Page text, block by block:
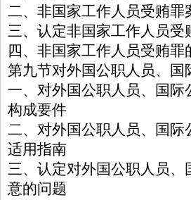
二、非国家工作人员受贿
三、认定非国家工作人员受
四、非国家工作人员受贿罪
第九节对外国公职人员、国
一、对外国公职人员、国
构成要件
二、对外国公职人员、国
适用指南
三、认定对外国公职人员
意的问题